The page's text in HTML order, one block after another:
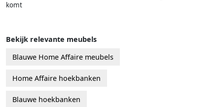
komt
Bekijk relevante meubels
Blauwe Home Affaire meubels
Home Affaire hoekbanken
Blauwe hoekbanken